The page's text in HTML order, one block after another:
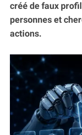
créé de faux
personnes et
actions.